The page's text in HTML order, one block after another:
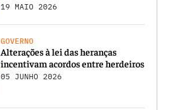
19 MAIO 2026
GOVERNO
Alterações à lei das heranças
incentivam acordos entre herdeiros
05 JUNHO 2026